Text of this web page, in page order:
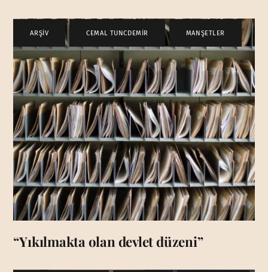
ARŞİV CEMAL TUNCDEMİR , MANŞETLER
“Yıkılmakta olan devlet düzeni”